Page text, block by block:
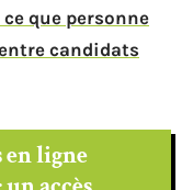
que personne
candidats
en ligne